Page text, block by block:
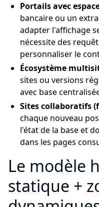
Portails avec
bancaire ou un
adapter l'affichage
nécessite des
personnaliser le
Écosystème
sites ou versions
avec base
Sites collaboratifs
chaque nouveau
l'état de la base et
dans les pages
Le modèle
statique +